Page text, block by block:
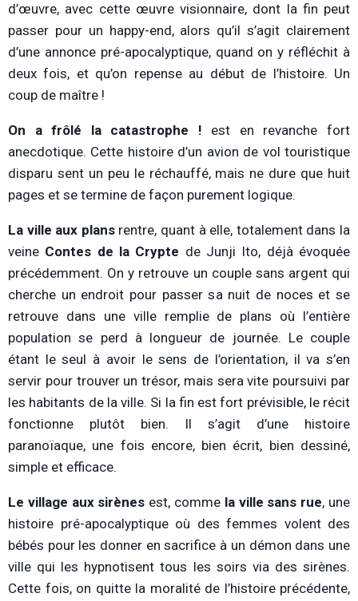
d’œuvre, avec cette œuvre visionnaire, dont la fin peut
passer pour un happy-end, alors qu’il s’agit clairement
d’une annonce pré-apocalyptique, quand on y réfléchit à
deux fois, et qu’on repense au début de l’histoire. Un
coup de maître !
On a frôlé la catastrophe ! est en revanche fort
anecdotique. Cette histoire d’un avion de vol touristique
disparu sent un peu le réchauffé, mais ne dure que huit
pages et se termine de façon purement logique.
La ville aux plansrentre, quant à elle, totalement dans la
veine Contes de la Crypte de Junji Ito, déjà évoquée
précédemment. On y retrouve un couple sans argent qui
cherche un endroit pour passer sa nuit de noces et se
retrouve dans une ville remplie de plans où l’entière
population se perd à longueur de journée. Le couple
étant le seul à avoir le sens de l’orientation, il va s’en
servir pour trouver un trésor, mais sera vite poursuivi par
les habitants de la ville. Si la fin est fort prévisible, le récit
fonctionne plutôt bien. Il s’agit d’une histoire
paranoïaque, une fois encore, bien écrit, bien dessiné,
simple et efficace.
Le village aux sirènes est, comme la ville sans rue, une
histoire pré-apocalyptique où des femmes volent des
bébés pour les donner en sacrifice à un démon dans une
ville qui les hypnotisent tous les soirs via des sirènes.
Cette fois, on quitte la moralité de l’histoire précédente,